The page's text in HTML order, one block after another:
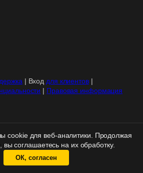
cookie для веб-аналитики. Продолжая
вы соглашаетесь на их обработку.
ОК, согласен
| Входдля клиентов|
| Правовая информация